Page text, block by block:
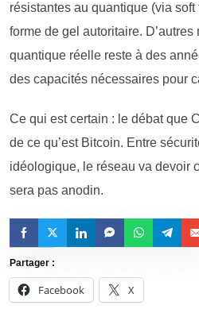
résistantes au quantique (via
forme de gel autoritaire.
quantique réelle reste à des
des capacités nécessaires pour
Ce qui est certain : le débat que
de ce qu’est Bitcoin. Entre
idéologique, le réseau va devoir
sera pas anodin.
Partager :
Facebook X